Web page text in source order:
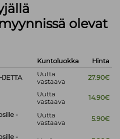
olevat
Kuntoluokka Hinta
Uutta
vastaava
27.90€
Uutta
vastaava
14.90€
-
Uutta
vastaava
5.90€
-